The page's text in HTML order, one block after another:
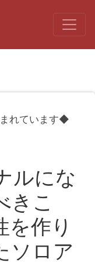
れています◆
ルにな
きこ
を作り
ソロア